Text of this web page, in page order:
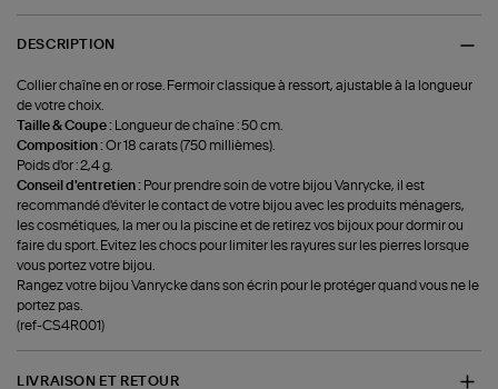
DESCRIPTION
Collier chaîne en or rose. Fermoir classique à ressort, ajustable à la longueur
de votre choix.
Taille & Coupe :
Longueur de chaîne : 50 cm.
Composition :Or 18 carats (750 millièmes).
Poids d'or : 2,4 g.
Conseil d'entretien : Pour prendre soin de votre bijou Vanrycke, il est
recommandé d'éviter le contact de votre bijou avec les produits ménagers,
les cosmétiques, la mer ou la piscine et de retirez vos bijoux pour dormir ou
faire du sport. Evitez les chocs pour limiter les rayures sur les pierres lorsque
vous portez votre bijou.
Rangez votre bijou Vanrycke dans son écrin pour le protéger quand vous ne le
portez pas.
(ref-CS4R001)
LIVRAISON ET RETOUR